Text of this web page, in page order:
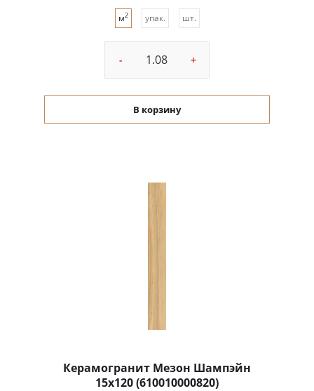
м2 упак. шт.
- +
В корзину
Керамогранит Мезон Шампэйн
15x120 (610010000820)